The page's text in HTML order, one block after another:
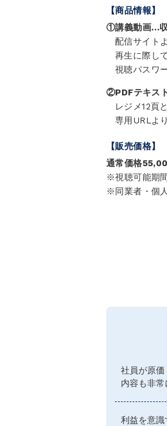
【商品情報】
①講義動画…
配信サイト
再生に際し
視聴パスワ
②PDFテキス
レジメ12頁
専用URLよ
【販売価格】
通常価格
※視聴可能期
※同業者・個
社員が原価
内容も非常
利益を意識